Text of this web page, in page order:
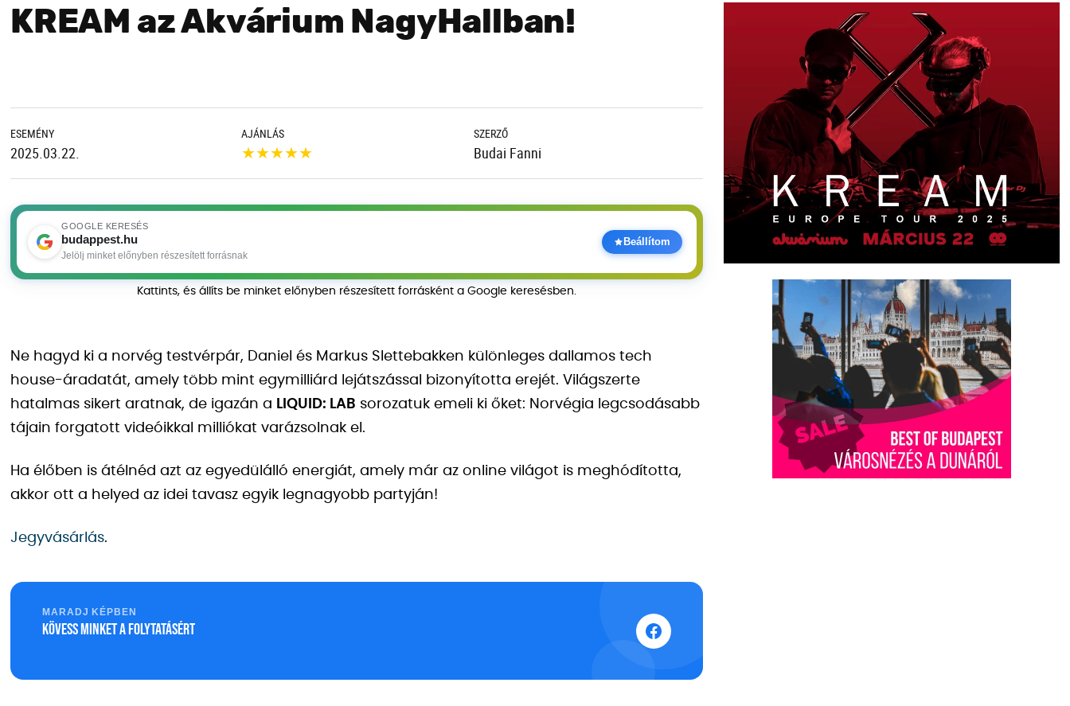
KREAM az Akvárium NagyHallban!
ESEMÉNY
2025.03.22.
AJÁNLÁS
★★★★★
SZERZŐ
Budai Fanni
GOOGLE KERESÉS
budappest.hu
Jelölj minket előnyben részesített forrásnak
Beállítom
Kattints, és állíts be minket előnyben részesített forrásként a Google keresésben.
Ne hagyd ki a norvég testvérpár, Daniel és Markus Slettebakken különleges dallamos tech
house-áradatát, amely több mint egymilliárd lejátszással bizonyította erejét. Világszerte
hatalmas sikert aratnak, de igazán a LIQUID: LAB sorozatuk emeli ki őket: Norvégia legcsodásabb
tájain forgatott videóikkal milliókat varázsolnak el.
Ha élőben is átélnéd azt az egyedülálló energiát, amely már az online világot is meghódította,
akkor ott a helyed az idei tavasz egyik legnagyobb partyján!
Jegyvásárlás.
MARADJ KÉPBEN
Kövess minket a folytatásért